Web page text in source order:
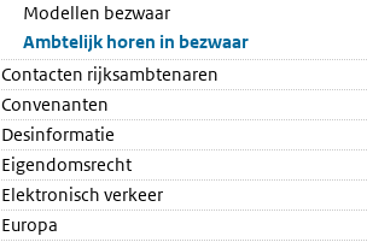
Modellen bezwaar
Ambtelijk horen in bezwaar
Contacten rijksambtenaren
Convenanten
Desinformatie
Eigendomsrecht
Elektronisch verkeer
Europa